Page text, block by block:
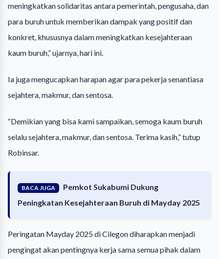
meningkatkan solidaritas antara pemerintah, pengusaha, dan
para buruh untuk memberikan dampak yang positif dan
konkret, khususnya dalam meningkatkan kesejahteraan
kaum buruh,” ujarnya, hari ini.
Ia juga mengucapkan harapan agar para pekerja senantiasa
sejahtera, makmur, dan sentosa.
“Demikian yang bisa kami sampaikan, semoga kaum buruh
selalu sejahtera, makmur, dan sentosa. Terima kasih,” tutup
Robinsar.
BACA JUGA
Pemkot Sukabumi Dukung
Peningkatan Kesejahteraan Buruh di Mayday 2025
Peringatan Mayday 2025 di Cilegon diharapkan menjadi
pengingat akan pentingnya kerja sama semua pihak dalam